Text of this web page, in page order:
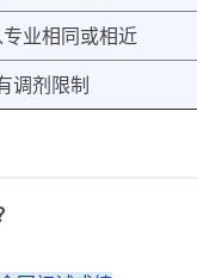
业相同或相近
调剂限制